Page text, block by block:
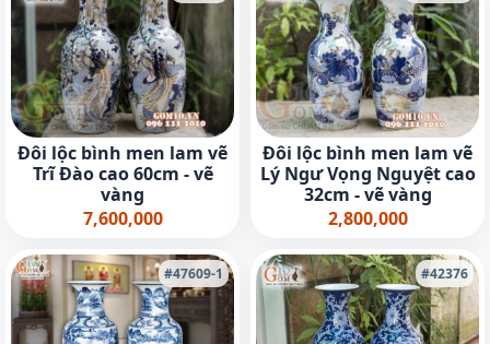
Đôi lộc bình men lam vẽ
Trĩ Đào cao 60cm - vẽ
vàng
7,600,000
Đôi lộc bình men lam vẽ
Lý Ngư Vọng Nguyệt cao
32cm - vẽ vàng
2,800,000
#47609-1 #42376